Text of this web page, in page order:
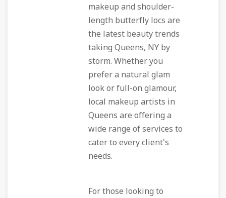
makeup and shoulder-
length butterfly locs are
the latest beauty trends
taking Queens, NY by
storm. Whether you
prefer a natural glam
look or full-on glamour,
local makeup artists in
Queens are offering a
wide range of services to
cater to every client's
needs.
For those looking to